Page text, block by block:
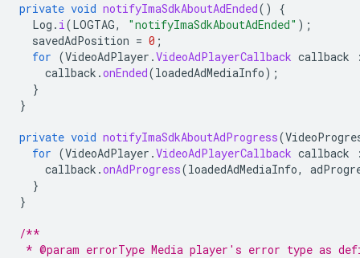
private void notifyImaSdkAboutAdEnded()
{
Log . i(LOGTAG, "notifyImaSdkAboutAdEnded" );
savedAdPosition = 0 ;
for (VideoAdPlayer .VideoAdPlayerCallback callback
callback .onEnded(loadedAdMediaInfo);
}
}
private void notifyImaSdkAboutAdProgress(
for (VideoAdPlayer .VideoAdPlayerCallback callback
callback .onAdProgress(loadedAdMediaInfo,
}
}
/**
* @param errorType Media player's error type as